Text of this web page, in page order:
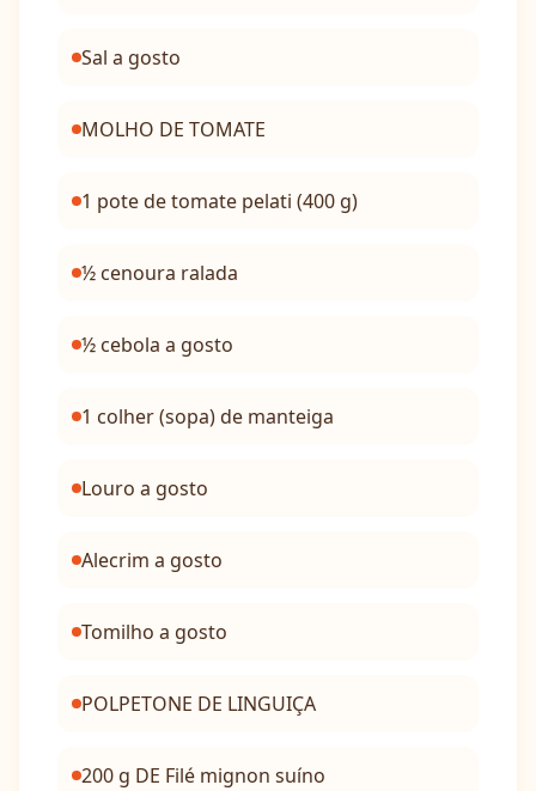
Sal a gosto
MOLHO DE TOMATE
1 pote de tomate pelati (400 g)
½ cenoura ralada
½ cebola a gosto
1 colher (sopa) de manteiga
Louro a gosto
Alecrim a gosto
Tomilho a gosto
POLPETONE DE LINGUIÇA
200 g DE Filé mignon suíno